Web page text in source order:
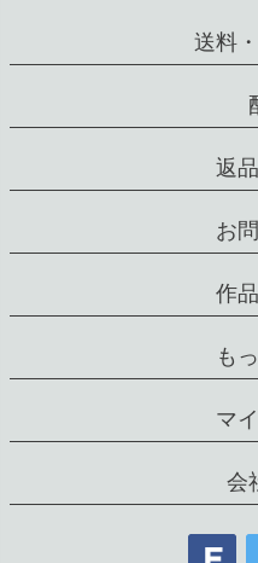
送料
返
お
作
も
マ
会